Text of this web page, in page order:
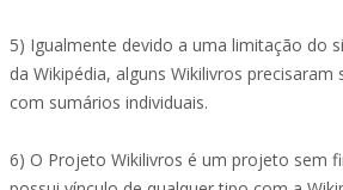
5) Igualmente devido a uma limitação do
da Wikipédia, alguns Wikilivros
com sumários individuais.
6) O Projeto Wikilivros é um projeto sem